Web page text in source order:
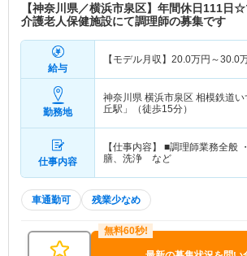
【神奈川県／横浜市泉区】年間休日111日
介護老人保健施設にて調理師の募集です
給与
【モデル月収】 20.0万円～30.0
勤務地
神奈川県 横浜市泉区 相模鉄道
丘駅」（徒歩15分）
仕事内容
【仕事内容】 ■調理師業務全般
膳、洗浄 など
車通勤可 残業少なめ